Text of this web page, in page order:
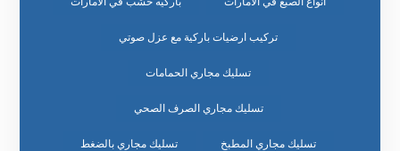
تركيب ارضيات باركية مع عزل صوتي
تسليك مجاري الحمامات
تسليك مجاري الصرف الصحي
تسليك مجاري المطبخ تسليك مجاري بالضغط